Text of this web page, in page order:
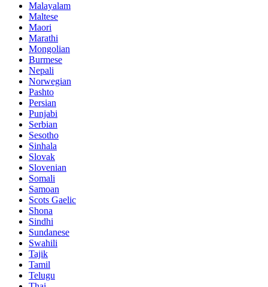
Malayalam
Maltese
Maori
Marathi
Mongolian
Burmese
Nepali
Norwegian
Pashto
Persian
Punjabi
Serbian
Sesotho
Sinhala
Slovak
Slovenian
Somali
Samoan
Scots Gaelic
Shona
Sindhi
Sundanese
Swahili
Tajik
Tamil
Telugu